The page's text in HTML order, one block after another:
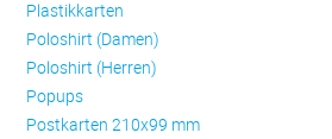
Plastikkarten
Poloshirt (Damen)
Poloshirt (Herren)
Popups
Postkarten 210x99 mm